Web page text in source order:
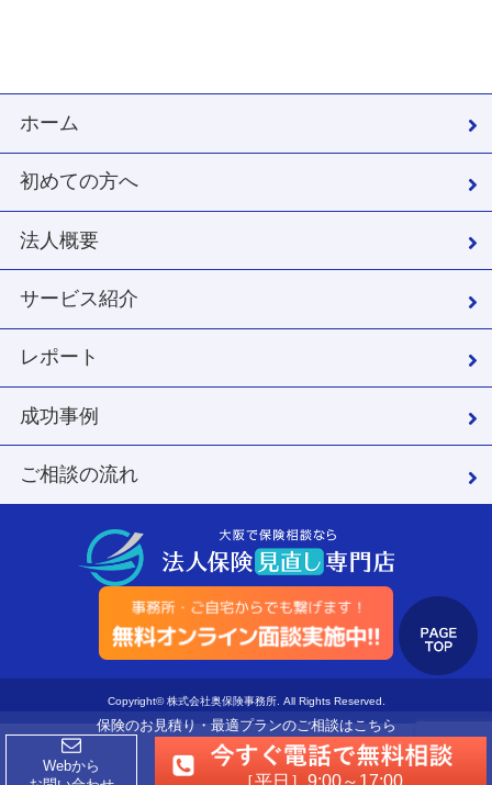
ホーム
初めての方へ
法人概要
サービス紹介
レポート
成功事例
ご相談の流れ
Copyright© 株式会社奥保険事務所. All Rights Reserved.
保険のお見積り・最適プランのご相談はこちら
Webから